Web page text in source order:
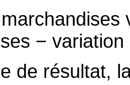
−
de résultat,